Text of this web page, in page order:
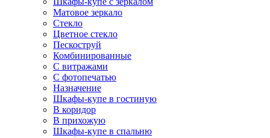
Матовое зеркало
Стекло
Цветное стекло
Пескоструй
Комбинированные
С витражами
С фотопечатью
Назначение
Шкафы-купе в гостиную
В коридор
В прихожую
Шкафы-купе в спальню